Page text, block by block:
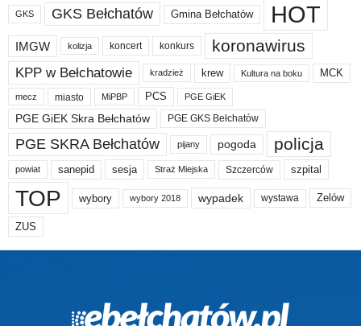
GKS GKS Bełchatów Gmina Bełchatów HOT
IMGW kolizja koncert konkurs koronawirus
KPP w Bełchatowie kradzież krew Kultura na boku MCK
mecz miasto MiPBP PCS PGE GiEK
PGE GiEK Skra Bełchatów PGE GKS Bełchatów
PGE SKRA Bełchatów pijany pogoda policja
powiat sanepid sesja Straż Miejska Szczerców szpital
TOP wybory wybory 2018 wypadek wystawa Zelów
ZUS